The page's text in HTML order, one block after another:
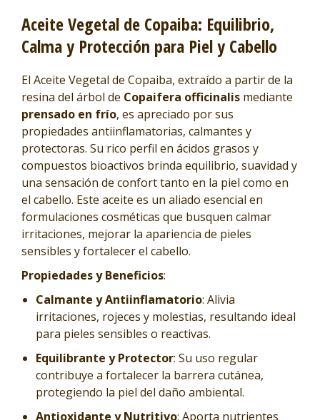
Aceite Vegetal de Copaiba: Equilibrio,
Calma y Protección para Piel y Cabello
El Aceite Vegetal de Copaiba, extraído a partir de la
resina del árbol de Copaifera officinalis mediante
prensado en frío, es apreciado por sus
propiedades antiinflamatorias, calmantes y
protectoras. Su rico perfil en ácidos grasos y
compuestos bioactivos brinda equilibrio, suavidad y
una sensación de confort tanto en la piel como en
el cabello. Este aceite es un aliado esencial en
formulaciones cosméticas que busquen calmar
irritaciones, mejorar la apariencia de pieles
sensibles y fortalecer el cabello.
Propiedades y Beneficios:
Calmante y Antiinflamatorio: Alivia
irritaciones, rojeces y molestias, resultando ideal
para pieles sensibles o reactivas.
Equilibrante y Protector: Su uso regular
contribuye a fortalecer la barrera cutánea,
protegiendo la piel del daño ambiental.
Antioxidante y Nutritivo: Aporta nutrientes